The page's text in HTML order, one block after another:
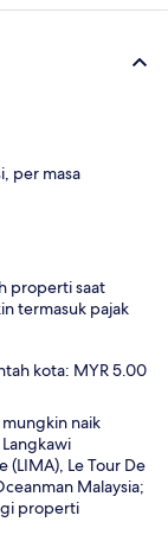
per masa
properti saat
termasuk pajak
kota: MYR 5.00
naik
Le Tour De
Malaysia;
properti